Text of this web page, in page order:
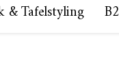
& Tafelstyling